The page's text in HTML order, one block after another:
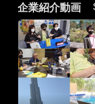
メール通
LINE通知
企業紹介動画
にはプロフィ